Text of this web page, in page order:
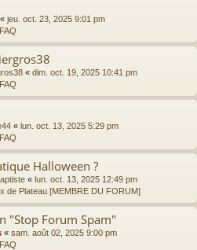
« jeu. oct. 23, 2025 9:01 pm
« dim. oct. 19, 2025 10:41 pm
« lun. oct. 13, 2025 5:29 pm
Halloween ?
« lun. oct. 13, 2025 12:49 pm
de Plateau [MEMBRE DU FORUM]
"Stop Forum Spam"
« sam. août 02, 2025 9:00 pm